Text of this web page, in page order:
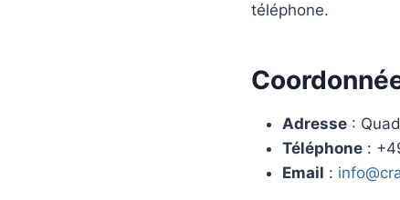
téléphone.
Adresse :
Téléphone :
Email :